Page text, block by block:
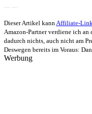
Dieser Artikel kann Affiliate-
Amazon-Partner verdiene ich
dadurch nichts, auch nicht am
Deswegen bereits im Voraus:
Werbung